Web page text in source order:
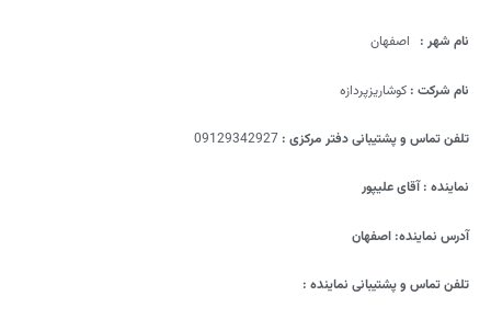
نام شهر : اصفهان
نام شرکت : کوشاریزپردازه
تلفن تماس و پشتیبانی دفتر مرکزی :
09129342927
نماینده : آقای علیپور
آدرس نماینده: اصفهان
تلفن تماس و پشتیبانی نماینده :